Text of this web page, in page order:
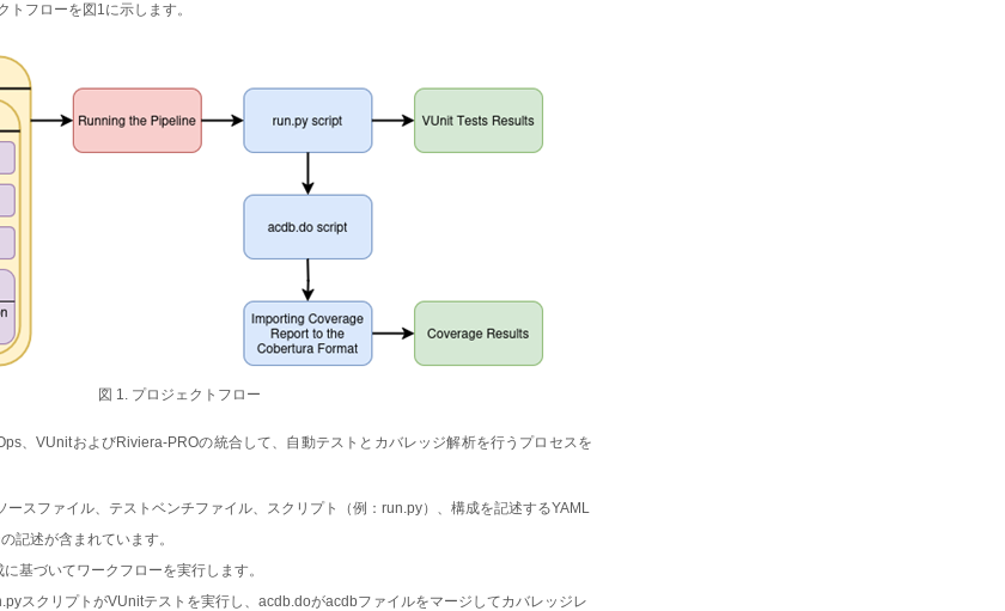
トフローを図1に示します。
図 1. プロジェクトフロー
、VUnitおよびRiviera-PROの統合して、自動テストとカバレッジ解析を行うプロセスを
ースファイル、テストベンチファイル、スクリプト（例：run.py）、構成を記述するYAML
記述が含まれています。
基づいてワークフローを実行します。
スクリプトがVUnitテストを実行し、acdb.doがacdbファイルをマージしてカバレッジレ